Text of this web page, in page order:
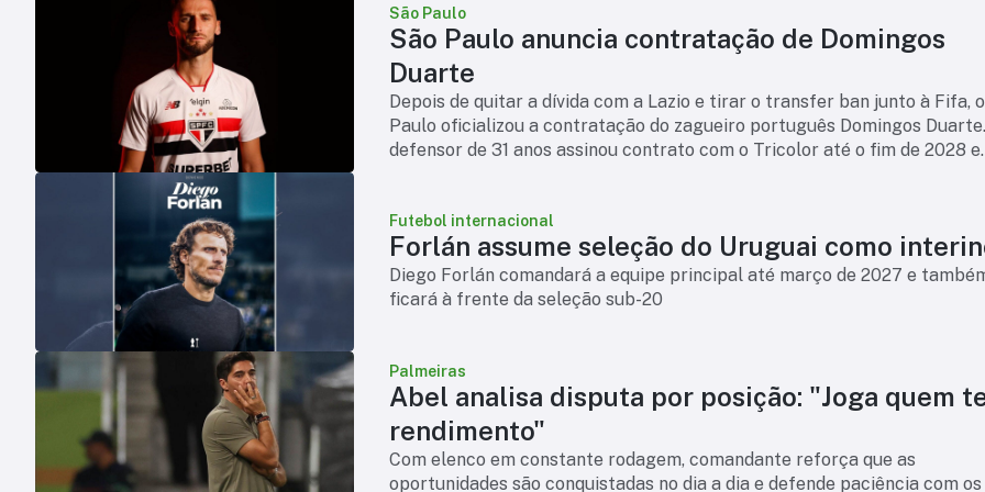
São Paulo
São Paulo anuncia contratação de Domingos
Duarte
Depois de quitar a dívida com a Lazio e tirar o transfer ban junto à Fifa,
Paulo oficializou a contratação do zagueiro português Domingos
defensor de 31 anos assinou contrato com o Tricolor até o fim de 2028 e
Futebol internacional
Forlán assume seleção do Uruguai como
Diego Forlán comandará a equipe principal até março de 2027 e
ficará à frente da seleção sub-20
Palmeiras
Abel analisa disputa por posição: "Joga quem
rendimento"
Com elenco em constante rodagem, comandante reforça que as
oportunidades são conquistadas no dia a dia e defende paciência com os